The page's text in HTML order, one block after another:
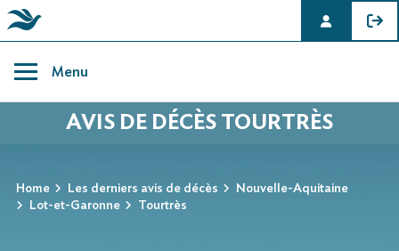
content
Menu
AVIS DE DÉCÈS TOURTRÈS
Home Les derniers avis de décès
Nouvelle-Aquitaine
Lot-et-Garonne
Tourtrès